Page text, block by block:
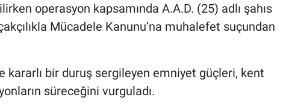
operasyon kapsamında A.A.D. (25) adlı şahıs
Mücadele Kanunu’na muhalefet suçundan
kararlı bir duruş sergileyen emniyet güçleri, kent
süreceğini vurguladı.